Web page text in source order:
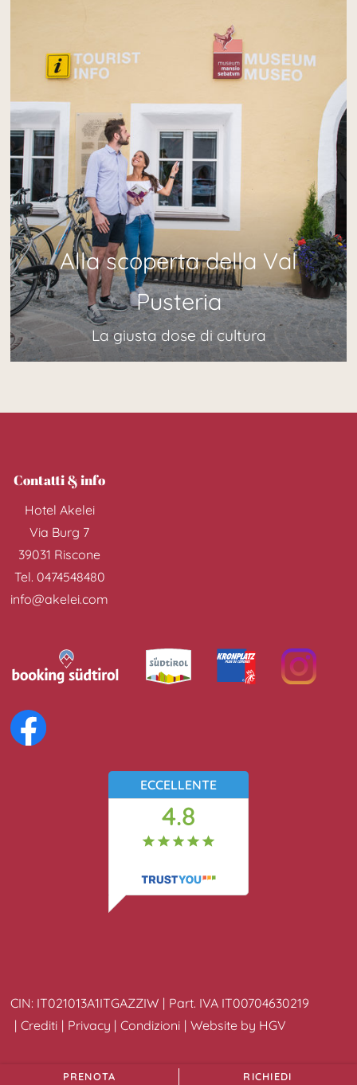
PRENOTA RICHIEDI
Alla scoperta della Val
Pusteria
La giusta dose di cultura
Contatti & info
Hotel Akelei
Via Burg 7
39031 Riscone
Tel. 0474548480
info@akelei.com
ECCELLENTE
4.8
CIN: IT021013A1ITGAZZIW Part. IVA IT00704630219
Crediti
Privacy Condizioni Website by HGV